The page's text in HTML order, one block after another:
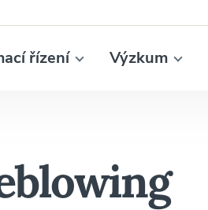
řízení Výzkum